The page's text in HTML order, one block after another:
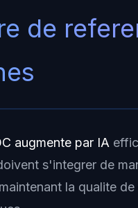
de
augmente par IA
s'integrer de
la qualite